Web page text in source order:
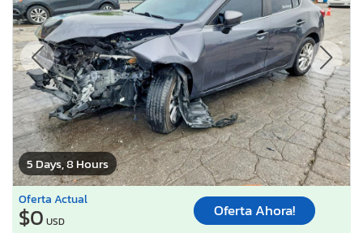
5 Days, 8 Hours
Oferta Actual
$0 USD
Oferta Ahora!